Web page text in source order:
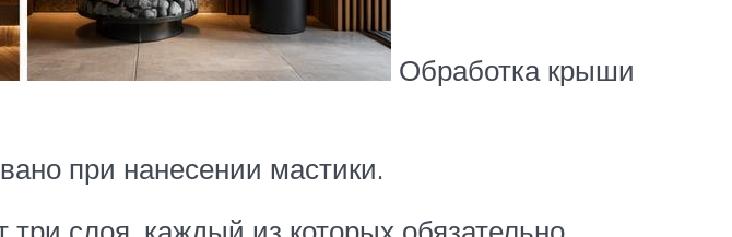
Обработка крыши
при нанесении мастики.